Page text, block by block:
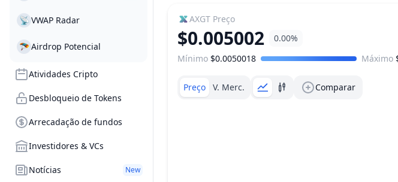
📡 VWAP Radar
🪂Airdrop Potencial
Atividades Cripto
Desbloqueio de Tokens
Arrecadação de fundos
Investidores & VCs
Notícias New
AXGT Preço
$0.005002 0.00%
Faixa de preço
Mínimo $0.0050018 Máximo
Preço V. Merc. Comparar